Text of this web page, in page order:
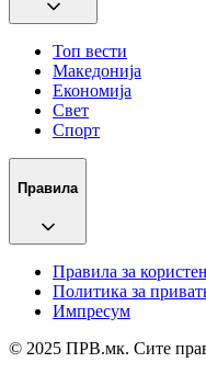
Топ вести
Македонија
Економија
Свет
Спорт
Правила
Правила за
Политика за
Импресум
© 2025 ПРВ.мк. Сите